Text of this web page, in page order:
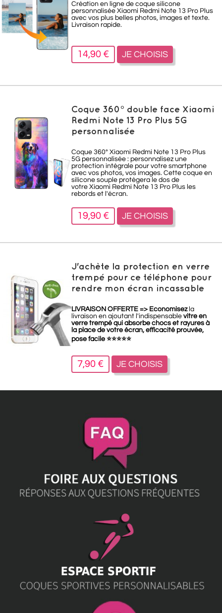
Création en ligne de coque silicone
personnalisée Xiaomi Redmi Note 13 Pro Plus
avec vos plus belles photos, images et texte.
Livraison rapide.
14,90 € JE CHOISIS
Coque 360° double face Xiaomi
Redmi Note 13 Pro Plus 5G
personnalisée
Coque 360° Xiaomi Redmi Note 13 Pro Plus
5G personnalisée : personnalisez une
protection intégrale pour votre smartphone
avec vos photos, vos images. Cette coque en
silicone souple protègera le dos de
votre Xiaomi Redmi Note 13 Pro Plus les
rebords et l'écran.
19,90 € JE CHOISIS
J'achète la protection en verre
trempé pour ce téléphone pour
rendre mon écran incassable
LIVRAISON OFFERTE => Economisezla
livraison en ajoutant l'indispensable vitre en
verre trempé qui absorbe chocs et rayures à
la place de votre écran, efficacité prouvée,
pose facile ⭐⭐⭐⭐⭐
7,90 € JE CHOISIS